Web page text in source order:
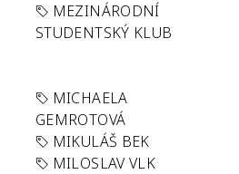
MEZINÁRODNÍ
STUDENTSKÝ KLUB
MICHAELA
GEMROTOVÁ
MIKULÁŠ BEK
MILOSLAV VLK